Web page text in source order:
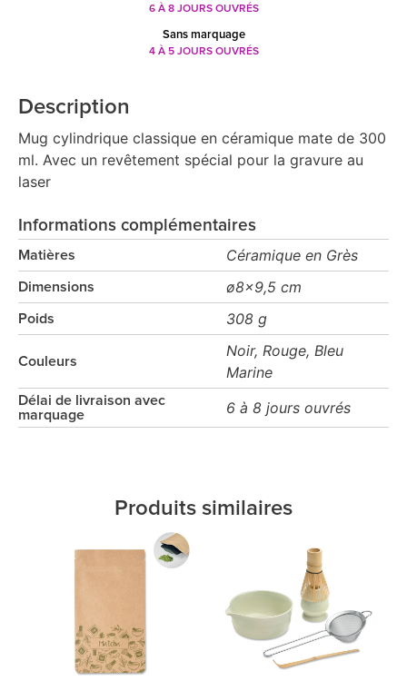
6 À 8 JOURS OUVRÉS
Sans marquage
4 À 5 JOURS OUVRÉS
Description
Mug cylindrique classique en céramique mate de 300
ml. Avec un revêtement spécial pour la gravure au
laser
Informations complémentaires
Matières Céramique en Grès
Dimensions ø8x9,5 cm
Poids 308 g
Couleurs
Noir, Rouge, Bleu
Marine
Délai de livraison avec
marquage
6 à 8 jours ouvrés
Produits similaires